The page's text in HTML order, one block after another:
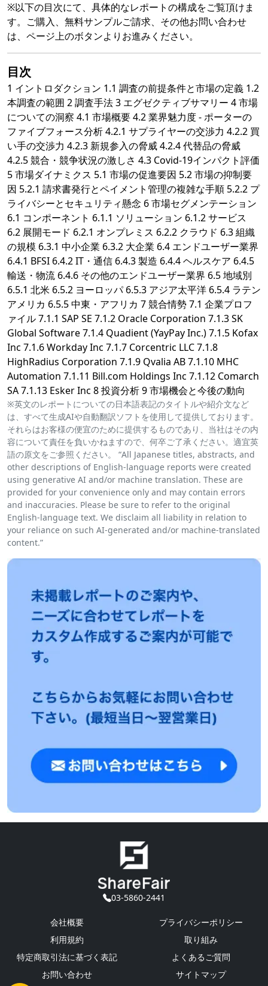
※以下の目次にて、具体的なレポートの構成をご覧頂けま
す。ご購入、無料サンプルご請求、その他お問い合わせ
は、ページ上のボタンよりお進みください。
目次
1 イントロダクション 1.1 調査の前提条件と市場の定義 1.2
本調査の範囲 2 調査手法 3 エグゼクティブサマリー 4 市場
についての洞察 4.1 市場概要 4.2 業界魅力度 - ポーターの
ファイブフォース分析 4.2.1 サプライヤーの交渉力 4.2.2 買
い手の交渉力 4.2.3 新規参入の脅威 4.2.4 代替品の脅威
4.2.5 競合・競争状況の激しさ 4.3 Covid-19インパクト評価
5 市場ダイナミクス 5.1 市場の促進要因 5.2 市場の抑制要
因 5.2.1 請求書発行とペイメント管理の複雑な手順 5.2.2 プ
ライバシーとセキュリティ懸念 6 市場セグメンテーション
6.1 コンポーネント 6.1.1 ソリューション 6.1.2 サービス
6.2 展開モード 6.2.1 オンプレミス 6.2.2 クラウド 6.3 組織
の規模 6.3.1 中小企業 6.3.2 大企業 6.4 エンドユーザー業界
6.4.1 BFSI 6.4.2 IT・通信 6.4.3 製造 6.4.4 ヘルスケア 6.4.5
輸送・物流 6.4.6 その他のエンドユーザー業界 6.5 地域別
6.5.1 北米 6.5.2 ヨーロッパ 6.5.3 アジア太平洋 6.5.4 ラテン
アメリカ 6.5.5 中東・アフリカ 7 競合情勢 7.1 企業プロフ
ァイル 7.1.1 SAP SE 7.1.2 Oracle Corporation 7.1.3 SK
Global Software 7.1.4 Quadient (YayPay Inc.) 7.1.5 Kofax
Inc 7.1.6 Workday Inc 7.1.7 Corcentric LLC 7.1.8
HighRadius Corporation 7.1.9 Qvalia AB 7.1.10 MHC
Automation 7.1.11 Bill.com Holdings Inc 7.1.12 Comarch
SA 7.1.13 Esker Inc 8 投資分析 9 市場機会と今後の動向
※英文のレポートについての日本語表記のタイトルや紹介文など
は、すべて生成AIや自動翻訳ソフトを使用して提供しております。
それらはお客様の便宜のために提供するものであり、当社はその内
容について責任を負いかねますので、何卒ご了承ください。適宜英
語の原文をご参照ください。 “All Japanese titles, abstracts, and
other descriptions of English-language reports were created
using generative AI and/or machine translation. These are
provided for your convenience only and may contain errors
and inaccuracies. Please be sure to refer to the original
English-language text. We disclaim all liability in relation to
your reliance on such AI-generated and/or machine-translated
content.”
03-5860-2441
会社概要
プライバシーポリシー
利用規約
取り組み
特定商取引法に基づく表記
よくあるご質問
お問い合わせ
サイトマップ